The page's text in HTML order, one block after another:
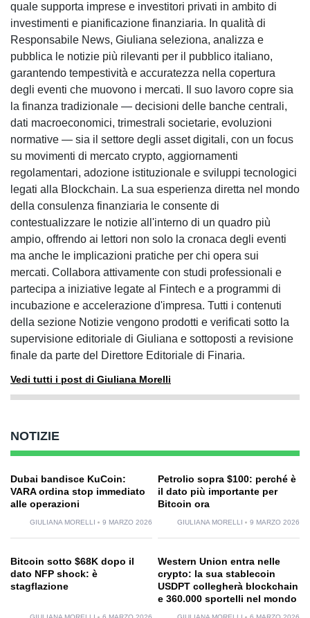
quale supporta imprese e investitori privati in ambito di
investimenti e pianificazione finanziaria. In qualità di
Responsabile News, Giuliana seleziona, analizza e
pubblica le notizie più rilevanti per il pubblico italiano,
garantendo tempestività e accuratezza nella copertura
degli eventi che muovono i mercati. Il suo lavoro copre sia
la finanza tradizionale — decisioni delle banche centrali,
dati macroeconomici, trimestrali societarie, evoluzioni
normative — sia il settore degli asset digitali, con un focus
su movimenti di mercato crypto, aggiornamenti
regolamentari, adozione istituzionale e sviluppi tecnologici
legati alla Blockchain. La sua esperienza diretta nel mondo
della consulenza finanziaria le consente di
contestualizzare le notizie all'interno di un quadro più
ampio, offrendo ai lettori non solo la cronaca degli eventi
ma anche le implicazioni pratiche per chi opera sui
mercati. Collabora attivamente con studi professionali e
partecipa a iniziative legate al Fintech e a programmi di
incubazione e accelerazione d'impresa. Tutti i contenuti
della sezione Notizie vengono prodotti e verificati sotto la
supervisione editoriale di Giuliana e sottoposti a revisione
finale da parte del Direttore Editoriale di Finaria.
Vedi tutti i post di Giuliana Morelli
NOTIZIE
Dubai bandisce KuCoin:
VARA ordina stop immediato
alle operazioni
GIULIANA MORELLI 9 MARZO 2026
Petrolio sopra $100: perché è
il dato più importante per
Bitcoin ora
GIULIANA MORELLI 9 MARZO 2026
Bitcoin sotto $68K dopo il
dato NFP shock: è
stagflazione
Western Union entra nelle
crypto: la sua stablecoin
USDPT collegherà blockchain
e 360.000 sportelli nel mondo